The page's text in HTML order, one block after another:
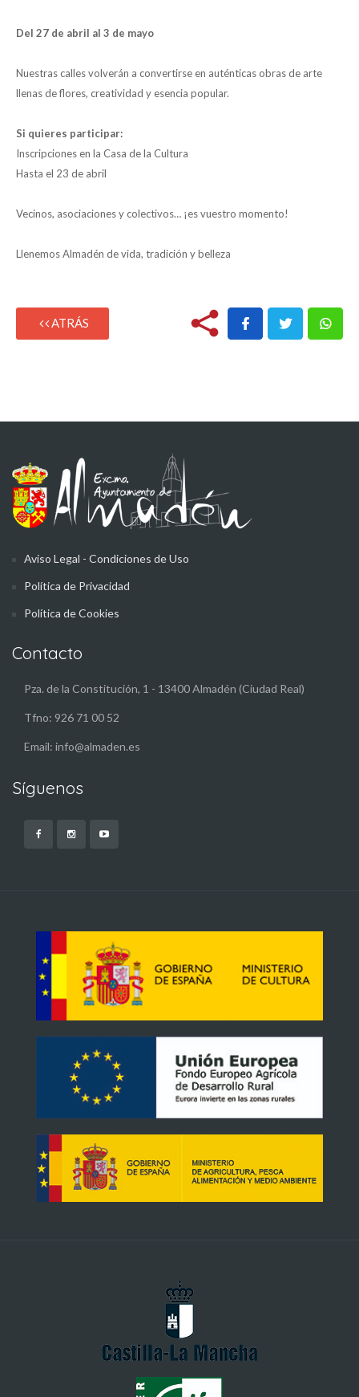
Del 27 de abril al 3 de mayo
Nuestras calles volverán a convertirse en auténticas obras de arte
llenas de flores, creatividad y esencia popular.
Si quieres participar:
Inscripciones en la Casa de la Cultura
Hasta el 23 de abril
Vecinos, asociaciones y colectivos… ¡es vuestro momento!
Llenemos Almadén de vida, tradición y belleza
ATRÁS
Aviso Legal - Condiciones de Uso
Política de Privacidad
Política de Cookies
Contacto
Pza. de la Constitución, 1 - 13400 Almadén (Ciudad Real)
Tfno: 926 71 00 52
Email: info@almaden.es
Síguenos